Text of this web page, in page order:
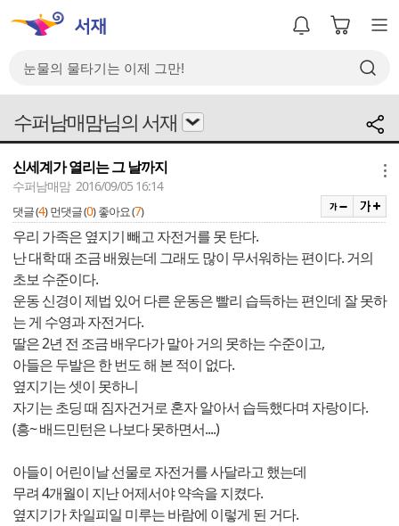
수퍼남매맘님의 서재
신세계가 열리는 그 날까지
수퍼남매맘 2016/09/05 16:14
댓글 (4) 먼댓글 (0) 좋아요 (7)
우리 가족은 옆지기 빼고 자전거를 못 탄다.
난 대학 때 조금 배웠는데 그래도 많이 무서워하는 편이다. 거의
초보 수준이다.
운동 신경이 제법 있어 다른 운동은 빨리 습득하는 편인데 잘 못하
는 게 수영과 자전거다.
딸은 2년 전 조금 배우다가 말아 거의 못하는 수준이고,
아들은 두발은 한 번도 해 본 적이 없다.
옆지기는 셋이 못하니
자기는 초딩 때 짐자건거로 혼자 알아서 습득했다며 자랑이다.
(흥~ 배드민턴은 나보다 못하면서....)
아들이 어린이날 선물로 자전거를 사달라고 했는데
무려 4개월이 지난 어제서야 약속을 지켰다.
옆지기가 차일피일 미루는 바람에 이렇게 된 거다.